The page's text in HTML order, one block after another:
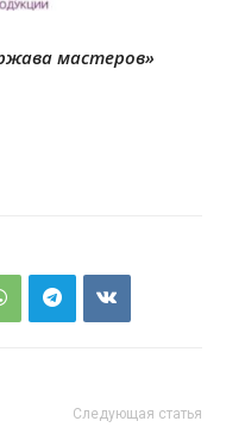
мастеров»
Следующая статья